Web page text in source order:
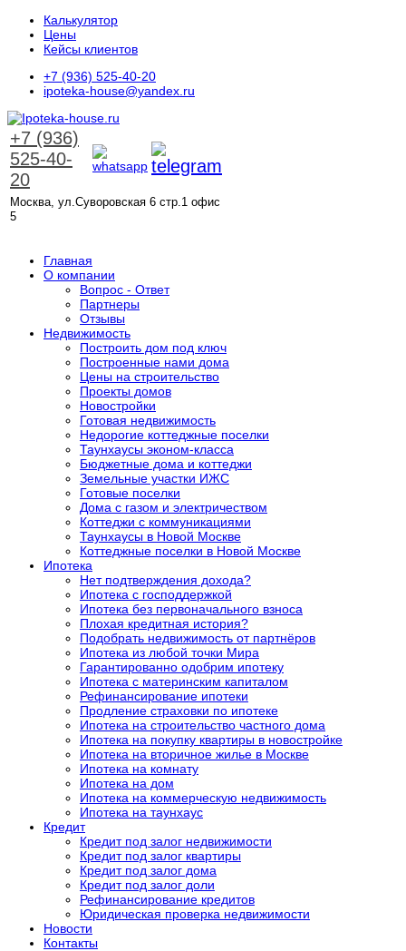
Калькулятор
Цены
Кейсы клиентов
+7 (936) 525-40-20
ipoteka-house@yandex.ru
+7 (936)
525-40-
20
Москва, ул.Суворовская 6 стр.1 офис
5
Главная
О компании
Вопрос - Ответ
Партнеры
Отзывы
Недвижимость
Построить дом под ключ
Построенные нами дома
Цены на строительство
Проекты домов
Новостройки
Готовая недвижимость
Недорогие коттеджные поселки
Таунхаусы эконом-класса
Бюджетные дома и коттеджи
Земельные участки ИЖС
Готовые поселки
Дома с газом и электричеством
Коттеджи с коммуникациями
Таунхаусы в Новой Москве
Коттеджные поселки в Новой Москве
Ипотека
Нет подтверждения дохода?
Ипотека с господдержкой
Ипотека без первоначального взноса
Плохая кредитная история?
Подобрать недвижимость от партнёров
Ипотека из любой точки Мира
Гарантированно одобрим ипотеку
Ипотека с материнским капиталом
Рефинансирование ипотеки
Продление страховки по ипотеке
Ипотека на строительство частного дома
Ипотека на покупку квартиры в новостройке
Ипотека на вторичное жилье в Москве
Ипотека на комнату
Ипотека на дом
Ипотека на коммерческую недвижимость
Ипотека на таунхаус
Кредит
Кредит под залог недвижимости
Кредит под залог квартиры
Кредит под залог дома
Кредит под залог доли
Рефинансирование кредитов
Юридическая проверка недвижимости
Новости
Контакты